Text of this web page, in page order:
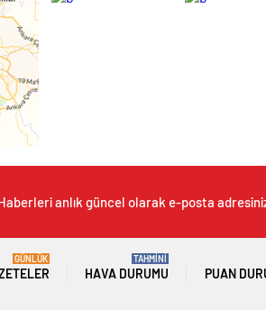
anlık güncel olarak e-posta
GÜNLÜK
HAVA DURUMU
TAHMİNİ
PUAN